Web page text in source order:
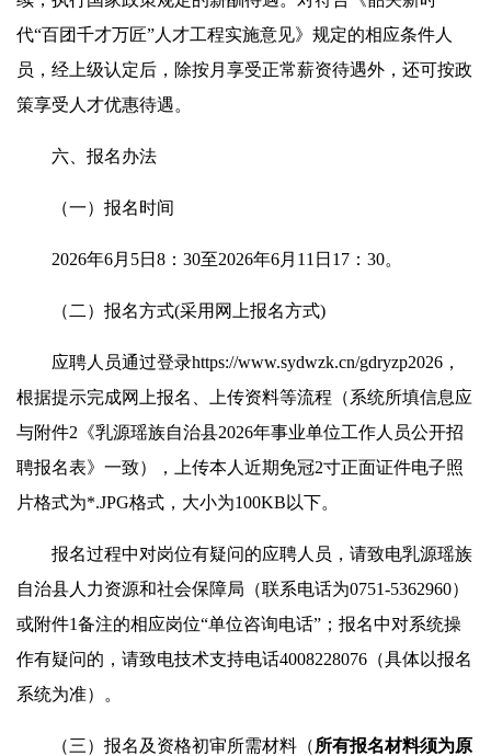
代“百团千才万匠”人才工程实施意见》规定的相应条件人
员，经上级认定后，除按月享受正常薪资待遇外，还可按政
策享受人才优惠待遇。
六、报名办法
（一）报名时间
2026年6月5日8：30至2026年6月11日17：30。
（二）报名方式(采用网上报名方式)
应聘人员通过登录https://www.sydwzk.cn/gdryzp2026，
根据提示完成网上报名、上传资料等流程（系统所填信息应
与附件2《乳源瑶族自治县2026年事业单位工作人员公开招
聘报名表》一致），上传本人近期免冠2寸正面证件电子照
片格式为*.JPG格式，大小为100KB以下。
报名过程中对岗位有疑问的应聘人员，请致电乳源瑶族
自治县人力资源和社会保障局（联系电话为0751-5362960）
或附件1备注的相应岗位“单位咨询电话”；报名中对系统操
作有疑问的，请致电技术支持电话4008228076（具体以报名
系统为准）。
（三）报名及资格初审所需材料（所有报名材料须为原